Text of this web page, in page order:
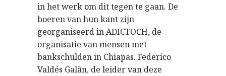
in het werk om dit tegen te gaan. De
boeren van hun kant zijn
georganiseerd in ADICTOCH, de
organisatie van mensen met
bankschulden in Chiapas. Federico
Valdés Galãn, de leider van deze